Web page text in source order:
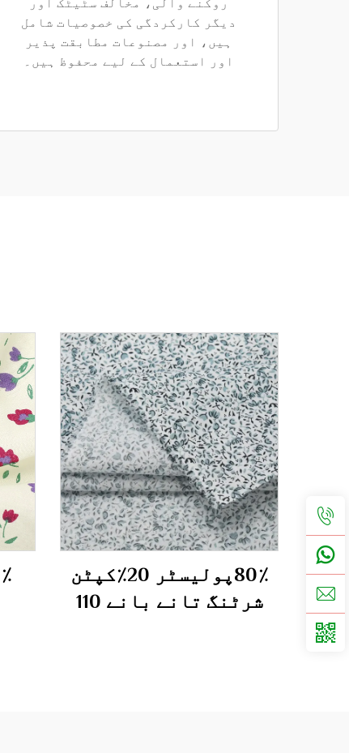
روکنے والی، مخالف سٹیٹک اور
دیگر کارکردگی کی خصوصیات شامل
ہیں، اور مصنوعات مطابقت پذیر
اور استعمال کے لیے محفوظ ہیں۔
80٪پولیسٹر 20٪کپٹن
شرٹنگ تانے بانے 110